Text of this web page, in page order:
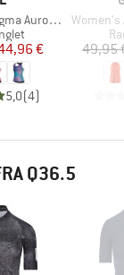
Tank Top
pris
€
5,0(4)
Artikel
Women's
49,95
Q36.5